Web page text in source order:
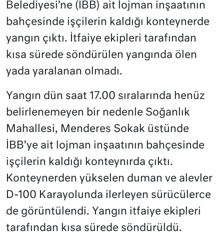
Belediyesi’ne (İBB) ait lojman inşaatının
bahçesinde işçilerin kaldığı konteynerde
yangın çıktı. İtfaiye ekipleri tarafından
kısa sürede söndürülen yangında ölen
yada yaralanan olmadı.
Yangın dün saat 17.00 sıralarında henüz
belirlenemeyen bir nedenle Soğanlık
Mahallesi, Menderes Sokak üstünde
İBB’ye ait lojman inşaatının bahçesinde
işçilerin kaldığı konteynırda çıktı.
Konteynerden yükselen duman ve alevler
D-100 Karayolunda ilerleyen sürücülerce
de görüntülendi. Yangın itfaiye ekipleri
tarafından kısa sürede söndürüldü.